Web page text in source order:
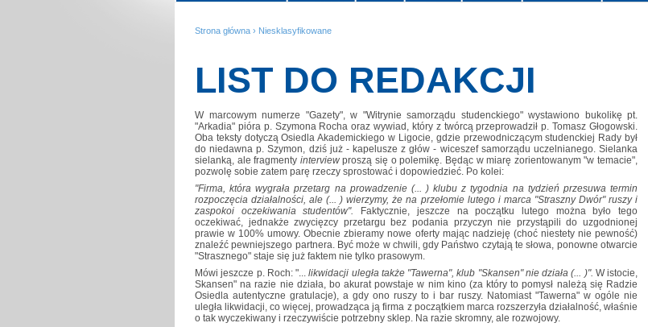
Strona główna › Niesklasyfikowane
LIST DO REDAKCJI
W marcowym numerze "Gazety", w "Witrynie samorządu studenckiego" wystawiono bukolikę pt.
"Arkadia" pióra p. Szymona Rocha oraz wywiad, który z twórcą przeprowadził p. Tomasz Głogowski.
Oba teksty dotyczą Osiedla Akademickiego w Ligocie, gdzie przewodniczącym studenckiej Rady był
do niedawna p. Szymon, dziś już - kapelusze z głów - wiceszef samorządu uczelnianego. Sielanka
sielanką, ale fragmenty interviewproszą się o polemikę. Będąc w miarę zorientowanym "w temacie",
pozwolę sobie zatem parę rzeczy sprostować i dopowiedzieć. Po kolei:
"Firma, która wygrała przetarg na prowadzenie (... ) klubu z tygodnia na tydzień przesuwa termin
rozpoczęcia działalności, ale (... ) wierzymy, że na przełomie lutego i marca "Straszny Dwór" ruszy i
zaspokoi oczekiwania studentów". Faktycznie, jeszcze na początku lutego można było tego
oczekiwać, jednakże zwycięzcy przetargu bez podania przyczyn nie przystąpili do uzgodnionej
prawie w 100% umowy. Obecnie zbieramy nowe oferty mając nadzieję (choć niestety nie pewność)
znaleźć pewniejszego partnera. Być może w chwili, gdy Państwo czytają te słowa, ponowne otwarcie
"Strasznego" staje się już faktem nie tylko prasowym.
Mówi jeszcze p. Roch: "...likwidacji uległa także "Tawerna", klub "Skansen" nie działa (... )". W istocie,
Skansen" na razie nie działa, bo akurat powstaje w nim kino (za który to pomysł należą się Radzie
Osiedla autentyczne gratulacje), a gdy ono ruszy to i bar ruszy. Natomiast "Tawerna" w ogóle nie
uległa likwidacji, co więcej, prowadząca ją firma z początkiem marca rozszerzyła działalność, właśnie
o tak wyczekiwany i rzeczywiście potrzebny sklep. Na razie skromny, ale rozwojowy.